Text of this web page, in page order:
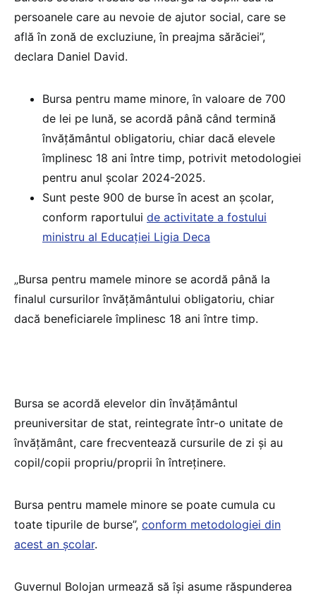
persoanele care au nevoie de ajutor social, care se
află în zonă de excluziune, în preajma sărăciei”,
declara Daniel David.
Bursa pentru mame minore, în valoare de 700
de lei pe lună, se acordă până când termină
învățământul obligatoriu, chiar dacă elevele
împlinesc 18 ani între timp, potrivit metodologiei
pentru anul școlar 2024-2025.
Sunt peste 900 de burse în acest an școlar,
conform raportului de activitate a fostului
ministru al Educației Ligia Deca
„Bursa pentru mamele minore se acordă până la
finalul cursurilor învățământului obligatoriu, chiar
dacă beneficiarele împlinesc 18 ani între timp.
Bursa se acordă elevelor din învățământul
preuniversitar de stat, reintegrate într-o unitate de
învățământ, care frecventează cursurile de zi și au
copil/copii propriu/proprii în întreținere.
Bursa pentru mamele minore se poate cumula cu
toate tipurile de burse”, conform metodologiei din
acest an școlar.
Guvernul Bolojan urmează să își asume răspunderea